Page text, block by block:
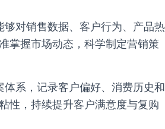
对销售数据、客户行为、产品热
掌握市场动态，科学制定营销策
系，记录客户偏好、消费历史和
性，持续提升客户满意度与复购